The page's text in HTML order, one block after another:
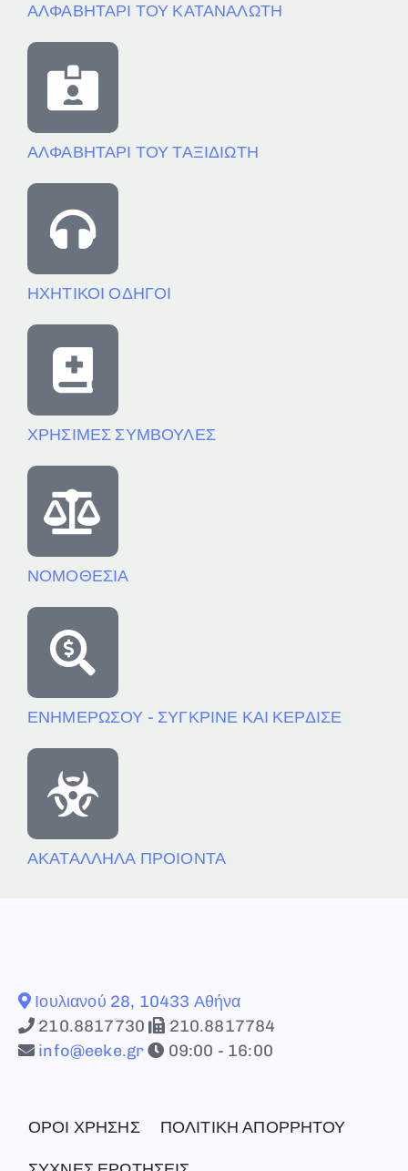
ΑΛΦΑΒΗΤΑΡΙ ΤΟΥ ΚΑΤΑΝΑΛΩΤΗ
ΑΛΦΑΒΗΤΑΡΙ ΤΟΥ ΤΑΞΙΔΙΩΤΗ
ΗΧΗΤΙΚΟΙ ΟΔΗΓΟΙ
ΧΡΗΣΙΜΕΣ ΣΥΜΒΟΥΛΕΣ
ΝΟΜΟΘΕΣΙΑ
ΕΝΗΜΕΡΩΣΟΥ - ΣΥΓΚΡΙΝΕ ΚΑΙ ΚΕΡΔΙΣΕ
ΑΚΑΤΑΛΛΗΛΑ ΠΡΟΙΟΝΤΑ
Ιουλιανού 28, 10433 Αθήνα
210.8817730
210.8817784
info@eeke.gr
09:00 - 16:00
ΟΡΟΙ ΧΡΗΣΗΣ ΠΟΛΙΤΙΚΗ ΑΠΟΡΡΗΤΟΥ